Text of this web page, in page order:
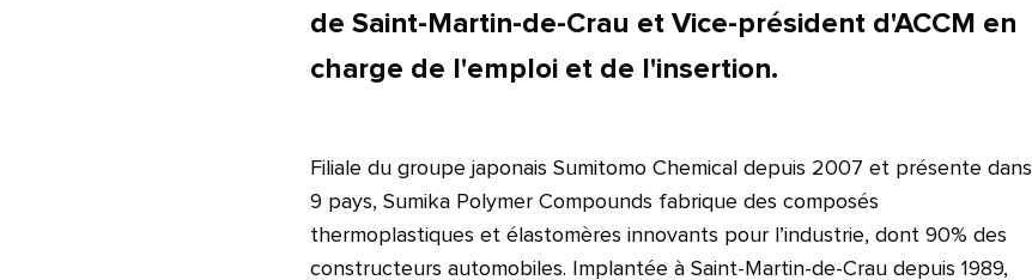
de Saint-Martin-de-Crau et Vice-président d'ACCM en
charge de l'emploi et de l'insertion.
Filiale du groupe japonais Sumitomo Chemical depuis 2007 et présente dans
9 pays, Sumika Polymer Compounds fabrique des composés
thermoplastiques et élastomères innovants pour l’industrie, dont 90% des
constructeurs automobiles. Implantée à Saint-Martin-de-Crau depuis 1989,